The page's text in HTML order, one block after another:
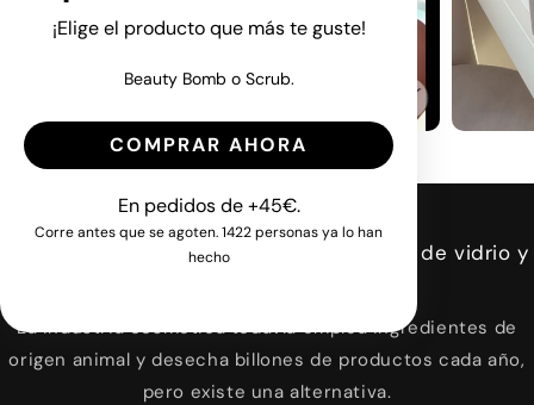
La alternativa 100% natural con envases de vidrio y
La industria cosmética todavía emplea ingredientes de
origen animal y desecha billones de productos cada año,
pero existe una alternativa.
¡Elige el producto que más te guste!
Beauty Bomb o Scrub.
COMPRAR AHORA
En pedidos de +45€.
Corre antes que se agoten. 1422 personas ya lo han
hecho